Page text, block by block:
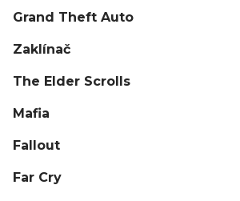
Grand Theft Auto
Zaklínač
The Elder Scrolls
Mafia
Fallout
Far Cry